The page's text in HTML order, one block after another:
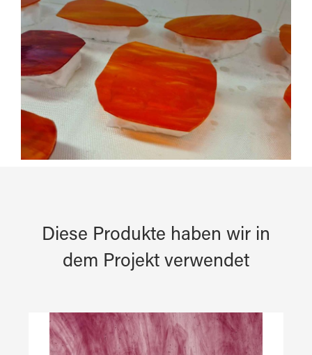
Diese Produkte haben wir in
dem Projekt verwendet
Produktgalerie überspringen